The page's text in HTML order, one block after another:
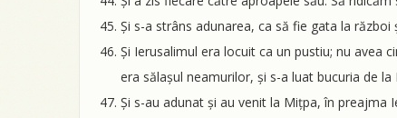
Și s-a strâns adunarea, ca să fie gata la
Și Ierusalimul era locuit ca un pustiu; nu avea
era sălașul neamurilor, și s-a luat bucuria de
Și s-au adunat și au venit la Mițpa, în preajma